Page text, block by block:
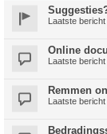
Laatste
Online
Laatste
Remmen
Laatste